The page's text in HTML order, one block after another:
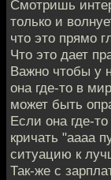
Смотришь
только и
что это прямо
Что это дает
Важно чтобы у
она где-то в
может быть
Если она где-
кричать "аааа
ситуацию к
Так-же с